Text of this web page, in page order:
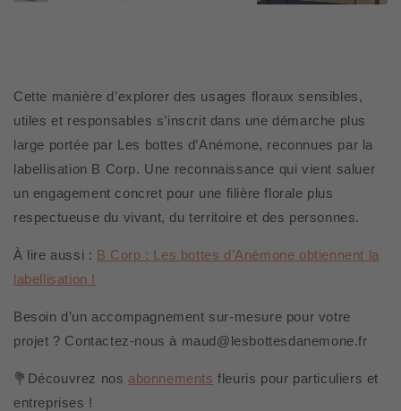
Cette manière d’explorer des usages floraux sensibles,
utiles et responsables s’inscrit dans une démarche plus
large portée par Les bottes d’Anémone, reconnues par la
labellisation B Corp. Une reconnaissance qui vient saluer
un engagement concret pour une filière florale plus
respectueuse du vivant, du territoire et des personnes.
À lire aussi : B Corp : Les bottes d’Anémone obtiennent la
labellisation !
Besoin d’un accompagnement sur-mesure pour votre
projet ? Contactez-nous à maud@lesbottesdanemone.fr
💐Découvrez nos abonnements fleuris pour particuliers et
entreprises !